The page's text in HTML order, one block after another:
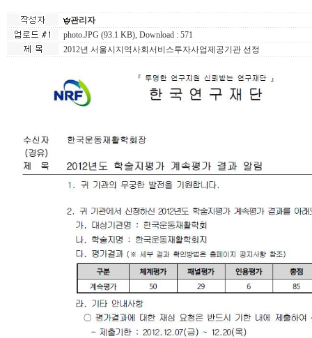
관리자
photo.JPG (93.1 KB), Download : 571
2012년 서울시지역사회서비스투자사업제공기관 선정